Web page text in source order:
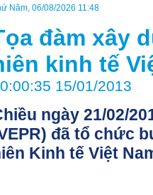
Năm, 06/08/2026 11:48
đàm xây
kinh tế
15/01/2013
ngày 21/02/
đã tổ chức
Kinh tế Việt